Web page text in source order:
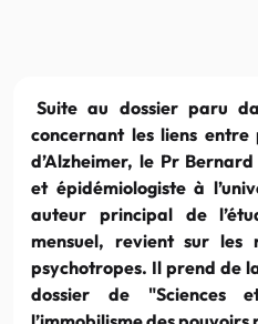
Suite au dossier paru
concernant les liens
d’Alzheimer, le Pr
et épidémiologiste à
auteur principal de
mensuel, revient sur les
psychotropes. Il prend de
dossier de "Sciences